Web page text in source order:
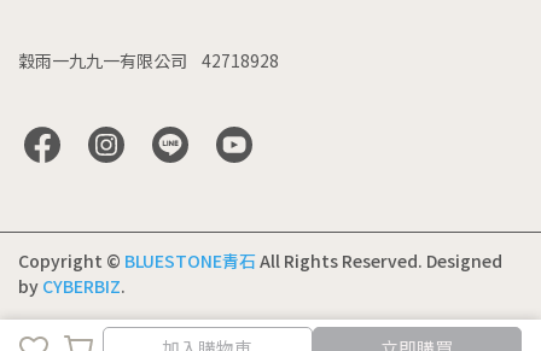
穀雨一九九一有限公司    42718928
Copyright © BLUESTONE青石All Rights Reserved. Designed
by CYBERBIZ.